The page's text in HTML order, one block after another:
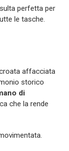
perfetta per
le tasche.
affacciata
storico
di
che la rende